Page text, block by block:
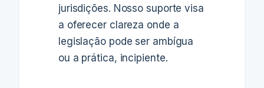
jurisdições. Nosso suporte visa
a oferecer clareza onde a
legislação pode ser ambígua
ou a prática, incipiente.